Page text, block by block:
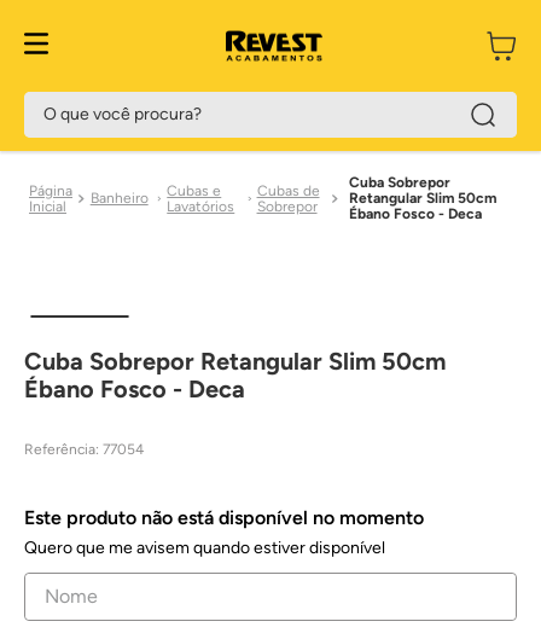
O que você procura?
Banheiro
Cubas e
Lavatórios
Cubas de
Sobrepor
Cuba Sobrepor
Retangular Slim 50cm
Ébano Fosco - Deca
Cuba Sobrepor Retangular Slim 50cm
Ébano Fosco - Deca
Referência: 77054
Este produto não está disponível no momento
Quero que me avisem quando estiver disponível